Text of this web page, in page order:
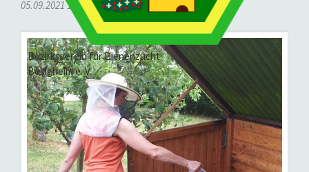
Bezirksverein für Bienenzucht
Besigheim e. V.
05.09.2021 14:49 von Wolfgang Mallin